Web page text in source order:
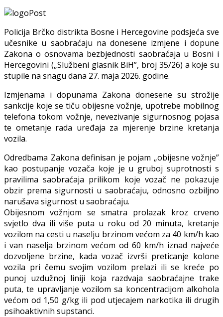
Policija Brčko distrikta Bosne i Hercegovine podsjeća sve
učesnike u saobraćaju na donesene izmjene i dopune
Zakona o osnovama bezbjednosti saobraćaja u Bosni i
Hercegovini („Službeni glasnik BiH”, broj 35/26) a koje su
stupile na snagu dana 27. maja 2026. godine.
Izmjenama i dopunama Zakona donesene su strožije
sankcije koje se tiču obijesne vožnje, upotrebe mobilnog
telefona tokom vožnje, nevezivanje sigurnosnog pojasa
te ometanje rada uređaja za mjerenje brzine kretanja
vozila.
Odredbama Zakona definisan je pojam „obijesne vožnje”
kao postupanje vozača koje je u gruboj suprotnosti s
pravilima saobraćaja prilikom koje vozač ne pokazuje
obzir prema sigurnosti u saobraćaju, odnosno ozbiljno
narušava sigurnost u saobraćaju.
Obijesnom vožnjom se smatra prolazak kroz crveno
svjetlo dva ili više puta u roku od 20 minuta, kretanje
vozilom na cesti u naselju brzinom većom za 40 km/h kao
i van naselja brzinom većom od 60 km/h iznad najveće
dozvoljene brzine, kada vozač izvrši preticanje kolone
vozila pri čemu svojim vozilom prelazi ili se kreće po
punoj uzdužnoj liniji koja razdvaja saobraćajne trake
puta, te upravljanje vozilom sa koncentracijom alkohola
većom od 1,50 g/kg ili pod utjecajem narkotika ili drugih
psihoaktivnih supstanci.